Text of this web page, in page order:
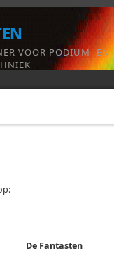
VOOR PODIUM- EN
De Fantasten